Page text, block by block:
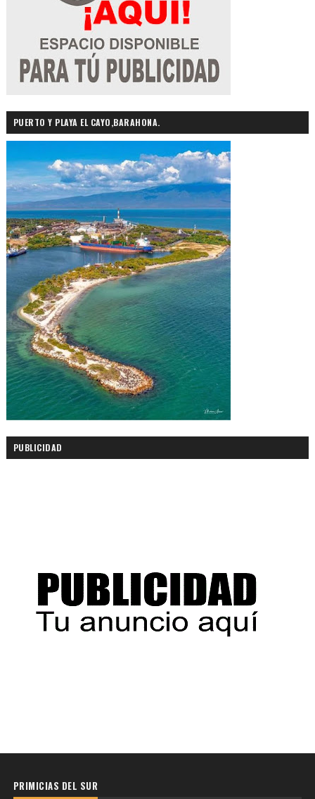
PUERTO Y PLAYA EL CAYO,BARAHONA.
PUBLICIDAD
PRIMICIAS DEL SUR